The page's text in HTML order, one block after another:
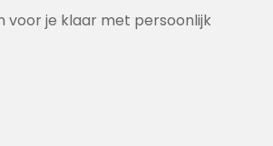
voor je klaar met persoonlijk